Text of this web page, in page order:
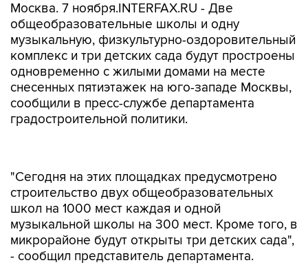
Москва. 7 ноября.INTERFAX.RU - Две
общеобразовательные школы и одну
музыкальную, физкультурно-оздоровительный
комплекс и три детских сада будут простроены
одновременно с жилыми домами на месте
снесенных пятиэтажек на юго-западе Москвы,
сообщили в пресс-службе департамента
градостроительной политики.
"Сегодня на этих площадках предусмотрено
строительство двух общеобразовательных
школ на 1000 мест каждая и одной
музыкальной школы на 300 мест. Кроме того, в
микрорайоне будут открыты три детских сада",
- сообщил представитель департамента.